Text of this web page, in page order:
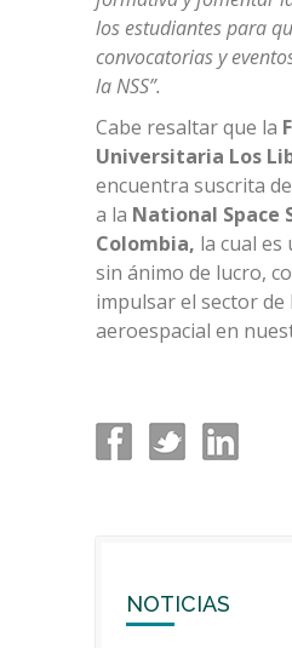
los estudiantes para
convocatorias y
la NSS”.
Cabe resaltar que la
Universitaria Los
encuentra suscrita
a la National Space
Colombia, la cual
sin ánimo de lucro,
impulsar el sector
aeroespacial en
NOTICIAS